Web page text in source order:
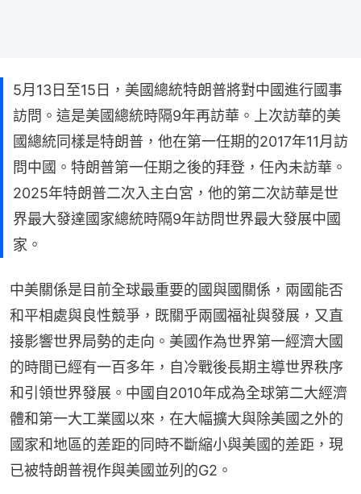
5月13日至15日，美國總統特朗普將對中國進行國事
訪問。這是美國總統時隔9年再訪華。上次訪華的美
國總統同樣是特朗普，他在第一任期的2017年11月訪
問中國。特朗普第一任期之後的拜登，任內未訪華。
2025年特朗普二次入主白宮，他的第二次訪華是世
界最大發達國家總統時隔9年訪問世界最大發展中國
家。
中美關係是目前全球最重要的國與國關係，兩國能否
和平相處與良性競爭，既關乎兩國福祉與發展，又直
接影響世界局勢的走向。美國作為世界第一經濟大國
的時間已經有一百多年，自冷戰後長期主導世界秩序
和引領世界發展。中國自2010年成為全球第二大經濟
體和第一大工業國以來，在大幅擴大與除美國之外的
國家和地區的差距的同時不斷縮小與美國的差距，現
已被特朗普視作與美國並列的G2。